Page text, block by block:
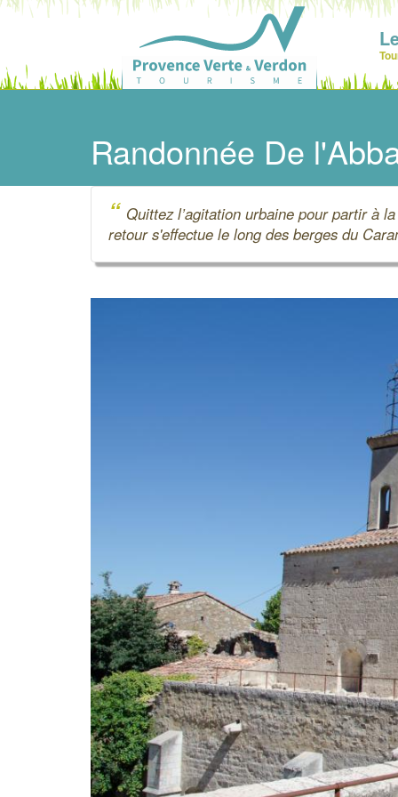
Randonnée De
“ Quittez l’agitation urbaine pour partir à
retour s'effectue le long des berges du